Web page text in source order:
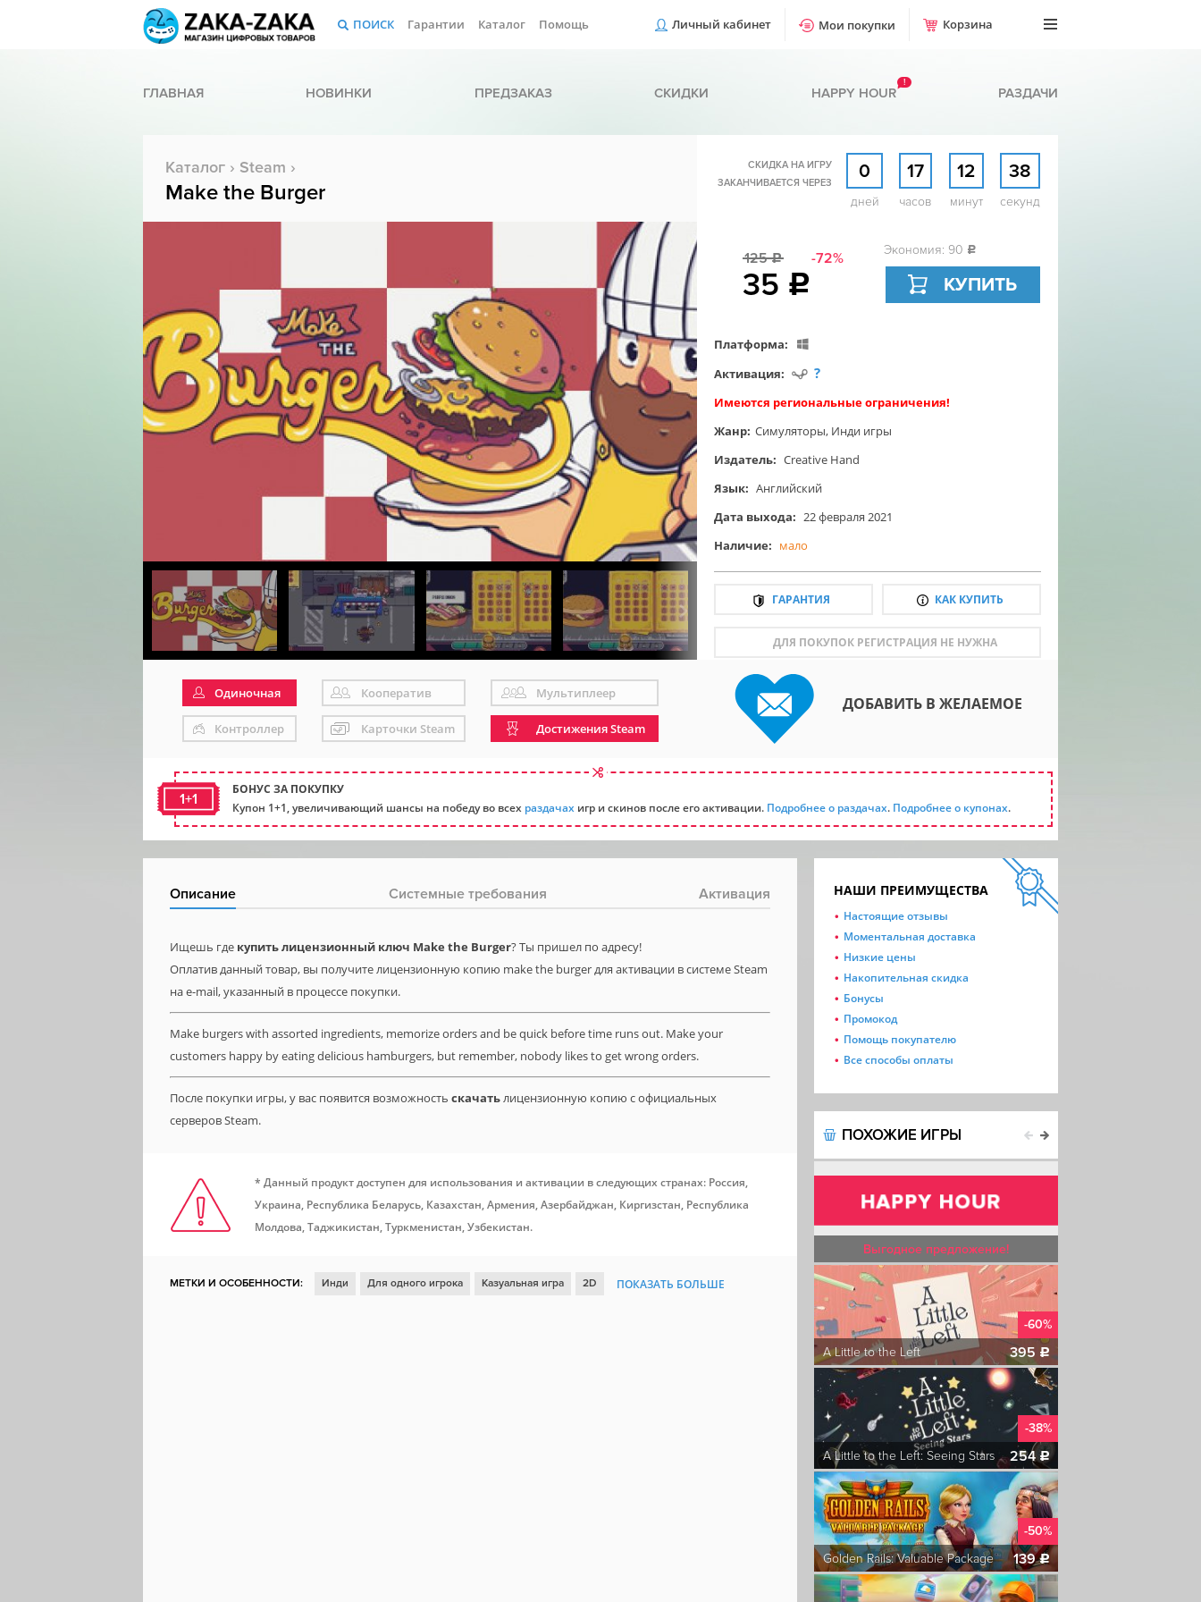
ПОИСК Гарантии Каталог Помощь Личный кабинет Мои покупки Корзина
ГЛАВНАЯ НОВИНКИ ПРЕДЗАКАЗ СКИДКИ HAPPY HOUR
!
РАЗДАЧИ
Каталог › Steam ›
Make the Burger
СКИДКА НА ИГРУ
ЗАКАНЧИВАЕТСЯ ЧЕРЕЗ
0
дней
17
часов
12
минут
37
секунд
125c -72%
35 c
Экономия: 90 c
КУПИТЬ
Платформа:
Активация:
?
Имеются региональные ограничения!
Жанр: Симуляторы, Инди игры
Издатель: Creative Hand
Язык: Английский
Дата выхода: 22 февраля 2021
Наличие: мало
ГАРАНТИЯ КАК КУПИТЬ
ДЛЯ ПОКУПОК РЕГИСТРАЦИЯ НЕ НУЖНА
Одиночная Кооператив Мультиплеер
Контроллер Карточки Steam Достижения Steam
ДОБАВИТЬ В ЖЕЛАЕМОЕ
1+1
БОНУС ЗА ПОКУПКУ
Купон 1+1, увеличивающий шансы на победу во всех раздачах игр и скинов после его активации. Подробнее о раздачах. Подробнее о купонах.
Описание Системные требования Активация
Ищешь где купить лицензионный ключ Make the Burger? Ты пришел по адресу!
Оплатив данный товар, вы получите лицензионную копию make the burger для активации в системе Steam
на e-mail, указанный в процессе покупки.
Make burgers with assorted ingredients, memorize orders and be quick before time runs out. Make your
customers happy by eating delicious hamburgers, but remember, nobody likes to get wrong orders.
После покупки игры, у вас появится возможность скачатьлицензионную копию с официальных
серверов Steam.
* Данный продукт доступен для использования и активации в следующих странах: Россия,
Украина, Республика Беларусь, Казахстан, Армения, Азербайджан, Киргизстан, Республика
Молдова, Таджикистан, Туркменистан, Узбекистан.
МЕТКИ И ОСОБЕННОСТИ: Инди Для одного игрока Казуальная игра 2D ПОКАЗАТЬ БОЛЬШЕ
НАШИ ПРЕИМУЩЕСТВА
Настоящие отзывы
Моментальная доставка
Низкие цены
Накопительная скидка
Бонусы
Промокод
Помощь покупателю
Все способы оплаты
ПОХОЖИЕ ИГРЫ
Выгодное предложение!
-60%
A Little to the Left
395 c
-38%
A Little to the Left: Seeing Stars
254 c
-50%
Golden Rails: Valuable Package
139c